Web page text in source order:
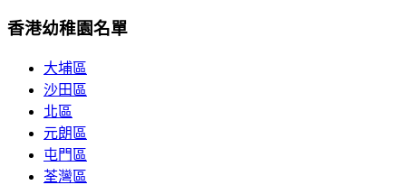
香港幼稚園名單
大埔區
沙田區
北區
元朗區
屯門區
荃灣區